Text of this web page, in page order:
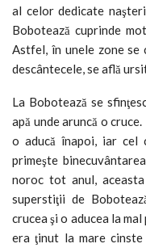
al celor dedicate
Bobotează cuprinde
Astfel, în unele zone se
descântecele, se află
La Bobotează se
apă unde aruncă o
o aducă înapoi, iar cel
primeşte
noroc tot anul,
superstiţii de
crucea şi o aducea la
era ţinut la mare